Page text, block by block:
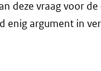
deze vraag voor
enig argument in